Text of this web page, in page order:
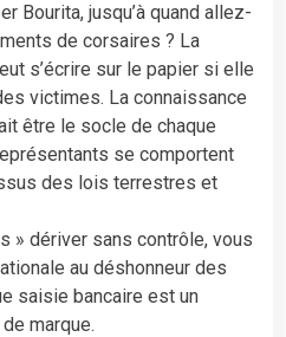
Bourita, jusqu’à quand allez-
de corsaires ? La
s’écrire sur le papier si elle
victimes. La connaissance
être le socle de chaque
se comportent
des lois terrestres et
» dériver sans contrôle, vous
au déshonneur des
saisie bancaire est un
marque.